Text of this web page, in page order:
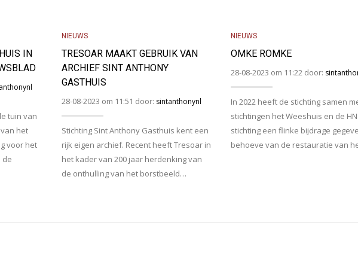
IN
tuin van
het
voor het
de
NIEUWS
TRESOAR MAAKT GEBRUIK VAN
ARCHIEF SINT ANTHONY
GASTHUIS
28-08-2023 om 11:51 door: sintanthonynl
Stichting Sint Anthony Gasthuis kent een
rijk eigen archief. Recent heeft Tresoar in
het kader van 200 jaar herdenking van
de onthulling van het borstbeeld…
NIEUWS
OMKE ROMKE
28-08-2023 om 11:22 door:
In 2022 heeft de stichting samen
stichtingen het Weeshuis en de
stichting een flinke bijdrage
behoeve van de restauratie van